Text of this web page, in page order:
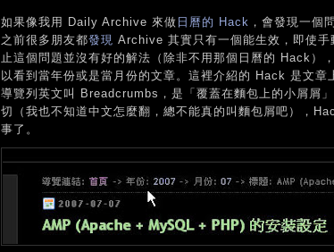
如果像我用 Daily Archive 來做 日曆的 Hack ，會發現一個
之前很多朋友都發現 Archive 其實只有一個能生效，即使
止這個問題並沒有好的解法（除非不用那個日曆的 Hack）
以看到當年份或是當月份的文章。這裡介紹的 Hack 是文
導覽列英文叫 Breadcrumbs，是「覆蓋在麵包上的小屑屑
切（我也不知道中文怎麼翻，總不能真的叫麵包屑吧），
事了。